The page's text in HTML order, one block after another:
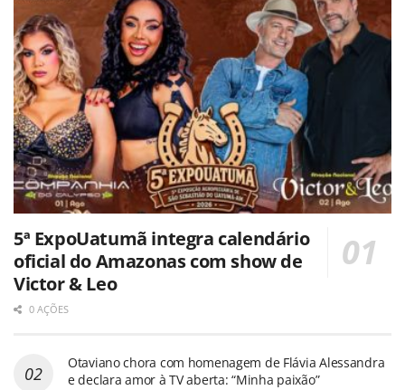
5ª ExpoUatumã integra calendário
oficial do Amazonas com show de
Victor & Leo
0 AÇÕES
Otaviano chora com homenagem de Flávia Alessandra
e declara amor à TV aberta: “Minha paixão”